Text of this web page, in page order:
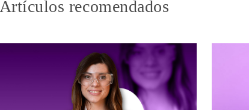
Artículos recomendados